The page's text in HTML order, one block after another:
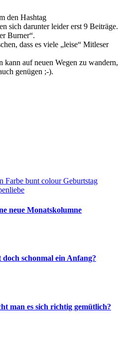
den Hashtag
sich darunter leider erst 9 Beiträge.
Burner“.
dass es viele „leise“ Mitleser
kann auf neuen Wegen zu wandern,
genügen ;-).
neue Monatskolumne
schonmal ein Anfang?
man es sich richtig gemütlich?